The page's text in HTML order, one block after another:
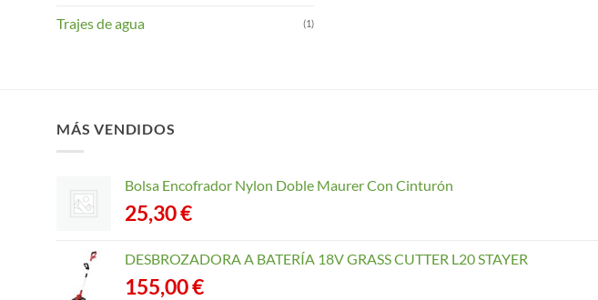
Trajes de agua (1)
MÁS VENDIDOS
Bolsa Encofrador Nylon Doble Maurer Con Cinturón
25,30€
DESBROZADORA A BATERÍA 18V GRASS CUTTER L20 STAYER
155,00€